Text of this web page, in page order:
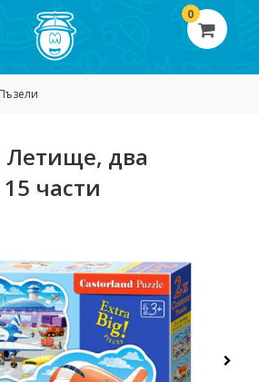
0
Пъзели
Летище, два
части